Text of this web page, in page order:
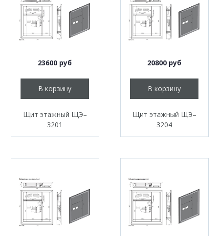
23600 руб
В корзину
Щит этажный ЩЭ–
3201
20800 руб
В корзину
Щит этажный ЩЭ–
3204